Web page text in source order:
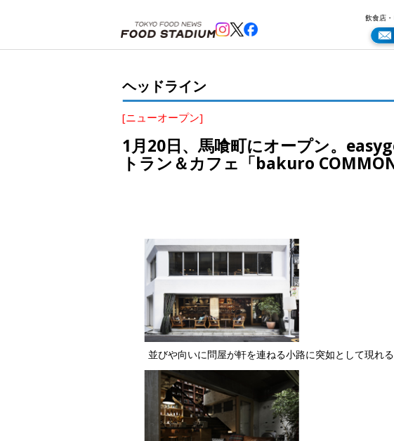
飲食店
ヘッドライン
[ニューオープン]
1月20日、馬喰町にオープン。
トラン＆カフェ「bakuro
並びや向いに問屋が軒を連ねる小路に突如として現れ